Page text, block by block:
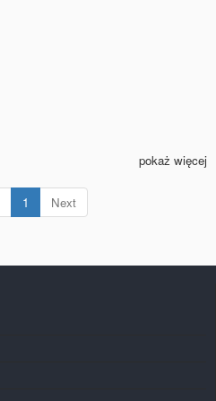
pokaż więcej
1 (current)
Next